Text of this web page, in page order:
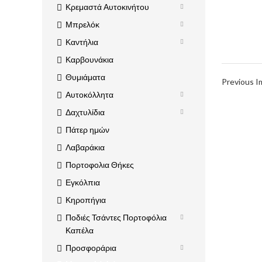
Previous
Κρεμαστά Αυτοκινήτου
Μπρελόκ
Καντήλια
Καρβουνάκια
Θυμιάματα
Αυτοκόλλητα
Δαχτυλίδια
Πάτερ ημών
Λαβαράκια
Πορτοφολια Θήκες
Εγκόλπια
Κηροπήγια
Ποδιές Τσάντες Πορτοφόλια
Καπέλα
Προσφοράρια